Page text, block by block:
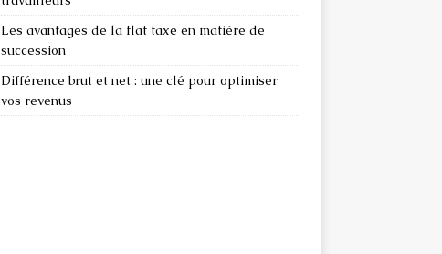
Les avantages de la flat taxe en matière de
succession
Différence brut et net : une clé pour optimiser
vos revenus